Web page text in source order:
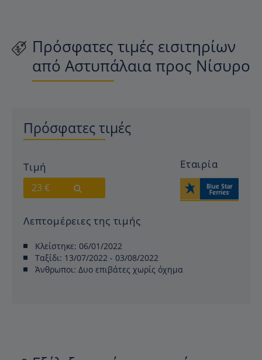
Πρόσφατες τιμές εισιτηρίων
από Αστυπάλαια προς Νίσυρο
Πρόσφατες τιμές
Τιμή
23 €
Εταιρία
Λεπτομέρειες της τιμής
Κλείστηκε: 06/01/2022
Ταξίδι: 13/07/2022 - 03/08/2022
Άνθρωποι: Δυο επιβάτες χωρίς όχημα